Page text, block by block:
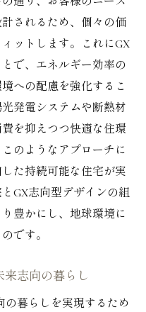
されるため、個々の価
ットします。これにGX
で、エネルギー効率の
への配慮を強化するこ
発電システムや断熱材
を抑えつつ快適な住環
のようなアプローチに
た持続可能な住宅が実
GX志向型デザインの組
豊かにし、地球環境に
です。
志向の暮らし
の暮らしを実現するため